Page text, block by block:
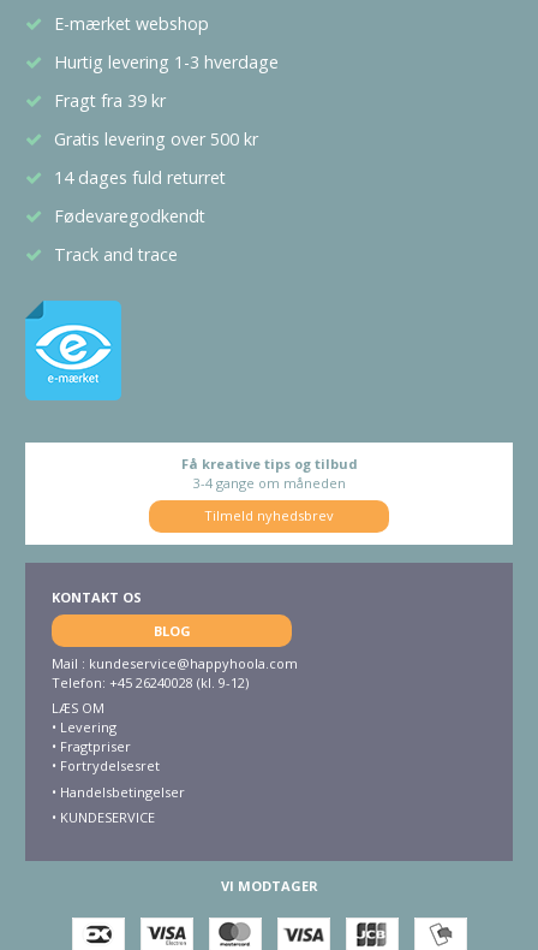
E-mærket webshop
Hurtig levering 1-3 hverdage
Fragt fra 39 kr
Gratis levering over 500 kr
14 dages fuld returret
Fødevaregodkendt
Track and trace
Få kreative tips og tilbud
3-4 gange om måneden
Tilmeld nyhedsbrev
KONTAKT OS
BLOG
Mail : kundeservice@happyhoola.com
Telefon: +45 26240028 (kl. 9-12)
LÆS OM
• Levering
• Fragtpriser
• Fortrydelsesret
• Handelsbetingelser
• KUNDESERVICE
VI MODTAGER